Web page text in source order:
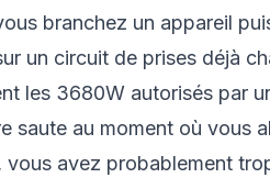
branchez un appareil
un circuit de prises déjà
les 3680W autorisés par
saute au moment où vous
avez probablement